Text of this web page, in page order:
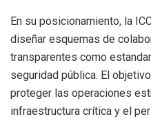
En su posicionamiento, la
diseñar esquemas de
transparentes como
seguridad pública. El
proteger las operaciones
infraestructura crítica y el